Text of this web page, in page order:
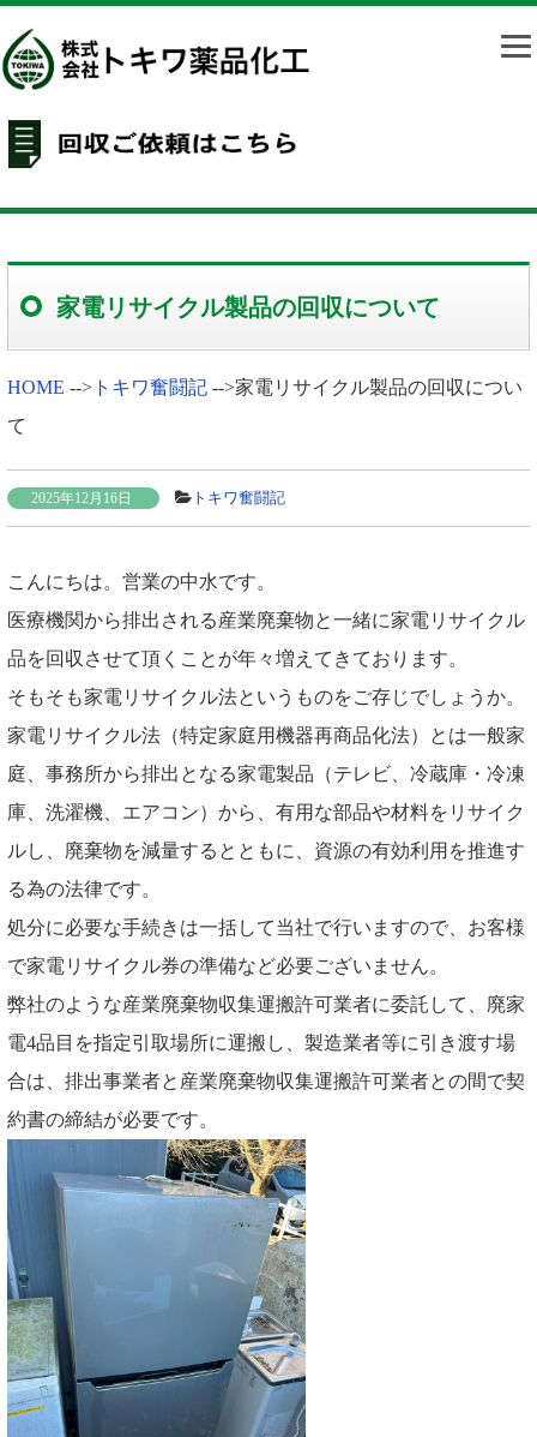
家電リサイクル製品の回収について
HOME --> トキワ奮闘記 -->家電リサイクル製品の回収につい
て
2025年12月16日 トキワ奮闘記
こんにちは。営業の中水です。
医療機関から排出される産業廃棄物と一緒に家電リサイクル
品を回収させて頂くことが年々増えてきております。
そもそも家電リサイクル法というものをご存じでしょうか。
家電リサイクル法（特定家庭用機器再商品化法）とは一般家
庭、事務所から排出となる家電製品（テレビ、冷蔵庫・冷凍
庫、洗濯機、エアコン）から、有用な部品や材料をリサイク
ルし、廃棄物を減量するとともに、資源の有効利用を推進す
る為の法律です。
処分に必要な手続きは一括して当社で行いますので、お客様
で家電リサイクル券の準備など必要ございません。
弊社のような産業廃棄物収集運搬許可業者に委託して、廃家
電4品目を指定引取場所に運搬し、製造業者等に引き渡す場
合は、排出事業者と産業廃棄物収集運搬許可業者との間で契
約書の締結が必要です。